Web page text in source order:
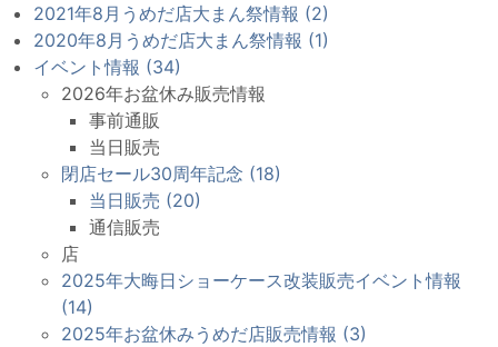
2021年8月うめだ店大まん祭情報 (2)
2020年8月うめだ店大まん祭情報 (1)
イベント情報 (34)
2026年お盆休み販売情報
事前通販
当日販売
閉店セール30周年記念 (18)
当日販売 (20)
通信販売
店
2025年大晦日ショーケース改装販売イベント情報
(14)
2025年お盆休みうめだ店販売情報 (3)